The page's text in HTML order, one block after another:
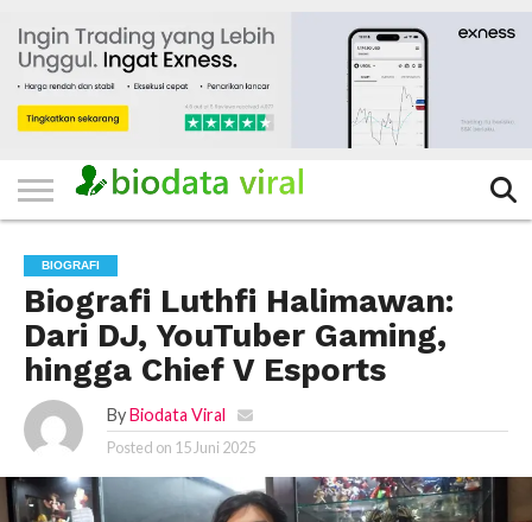
HOME
FILTER
KATEGORI
IKLAN
GRATIS
TERVIRAL
TRADING
KOMUNITAS
BERITA
BISNIS
LAINNYA
BIOGRAFI
Biografi Luthfi Halimawan:
Dari DJ, YouTuber Gaming,
hingga Chief V Esports
By Biodata Viral
Posted on 15 Juni 2025